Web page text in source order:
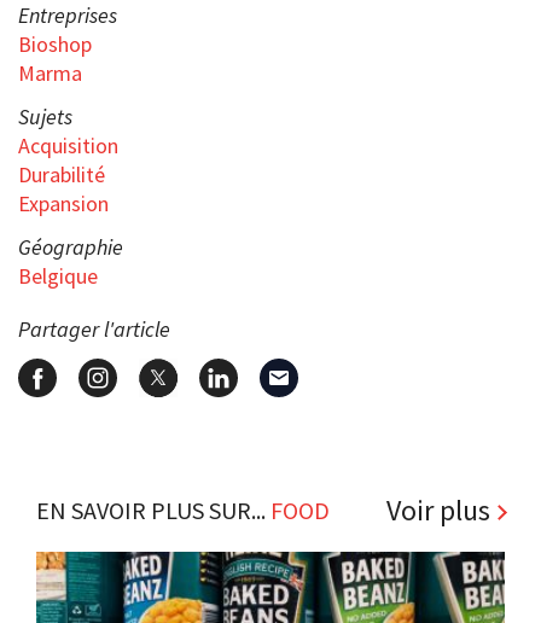
Entreprises
Bioshop
Marma
Sujets
Acquisition
Durabilité
Expansion
Géographie
Belgique
Partager l'article
EN SAVOIR PLUS SUR... FOOD Voir plus